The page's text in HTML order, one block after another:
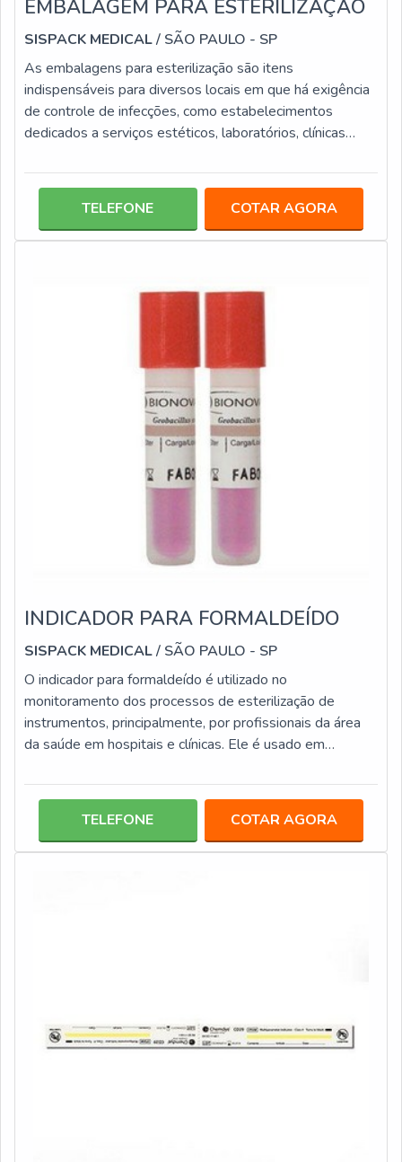
EMBALAGEM PARA ESTERILIZAÇÃO
SISPACK MEDICAL/ SÃO PAULO - SP
As embalagens para esterilização são itens
indispensáveis para diversos locais em que há exigência
de controle de infecções, como estabelecimentos
dedicados a serviços estéticos, laboratórios, clínicas
hospitalares.Basicamente a função da embalagem para
possam passar pelo processo de esterilização protegida.
Além disso, ela também ajuda na organização dos itens.
TELEFONE COTAR AGORA
INDICADOR PARA FORMALDEÍDO
SISPACK MEDICAL/ SÃO PAULO - SP
O indicador para formaldeído é utilizado no
monitoramento dos processos de esterilização de
instrumentos, principalmente, por profissionais da área
da saúde em hospitais e clínicas. Ele é usado em
tempo de resposta imediata.O INDICADOR QUÍMICO É
encontrado em diversas empresas, mas é importante
que se realize a compra em uma empresa que tenha
TELEFONE COTAR AGORA